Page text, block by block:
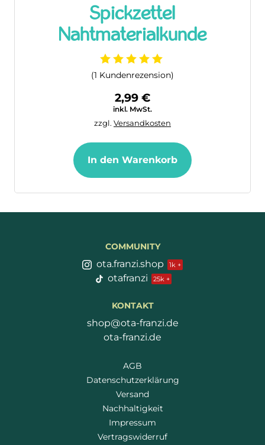
Spickzettel
Nahtmaterialkunde
1Kundenrezension)
2,99€
inkl. MwSt.
zzgl.Versandkosten
In den Warenkorb
COMMUNITY
ota.franzi.shop
otafranzi
AGB
Datenschutzerklärung
Versand
Nachhaltigkeit
Impressum
Vertragswiderruf
KONTAKT
shop@ota-franzi.de
ota-franzi.de